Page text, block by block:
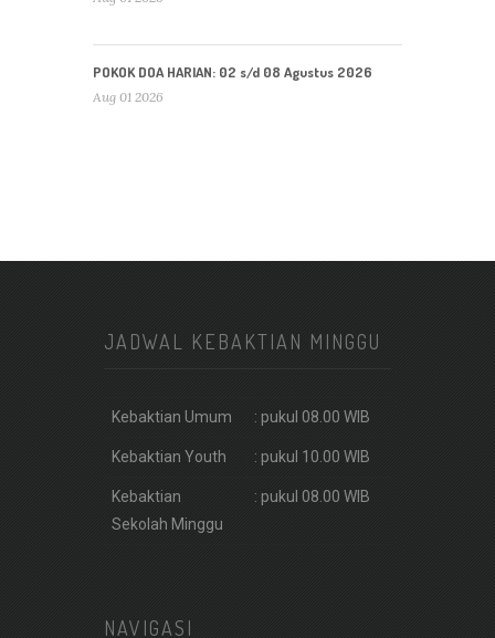
POKOK DOA HARIAN: 02 s/d 08 Agustus 2026
Aug 01 2026
JADWAL KEBAKTIAN MINGGU
Kebaktian Umum : pukul 08.00 WIB
Kebaktian Youth : pukul 10.00 WIB
Kebaktian
Sekolah Minggu
: pukul 08.00 WIB
NAVIGASI